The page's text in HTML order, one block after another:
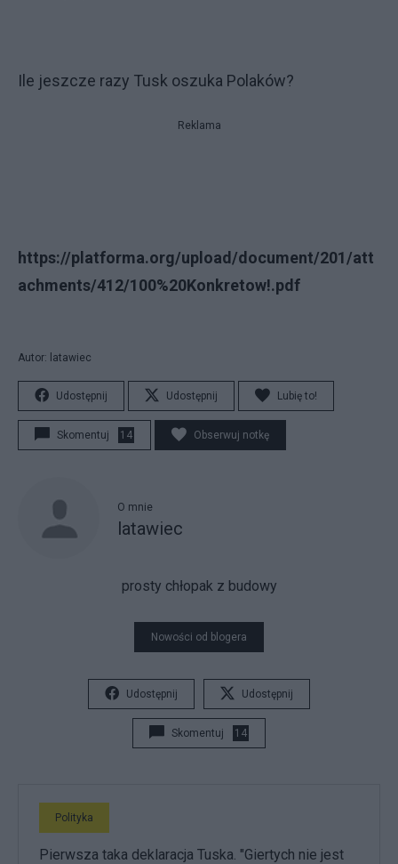
Ile jeszcze razy Tusk oszuka Polaków?
Reklama
https://platforma.org/upload/document/201/att
achments/412/100%20Konkretow!.pdf
Autor: latawiec
Udostępnij Udostępnij Lubię to!
Skomentuj 14 Obserwuj notkę
O mnie
latawiec
prosty chłopak z budowy
Nowości od blogera
Udostępnij Udostępnij
Skomentuj 14
Polityka
Pierwsza taka deklaracja Tuska. "Giertych nie jest